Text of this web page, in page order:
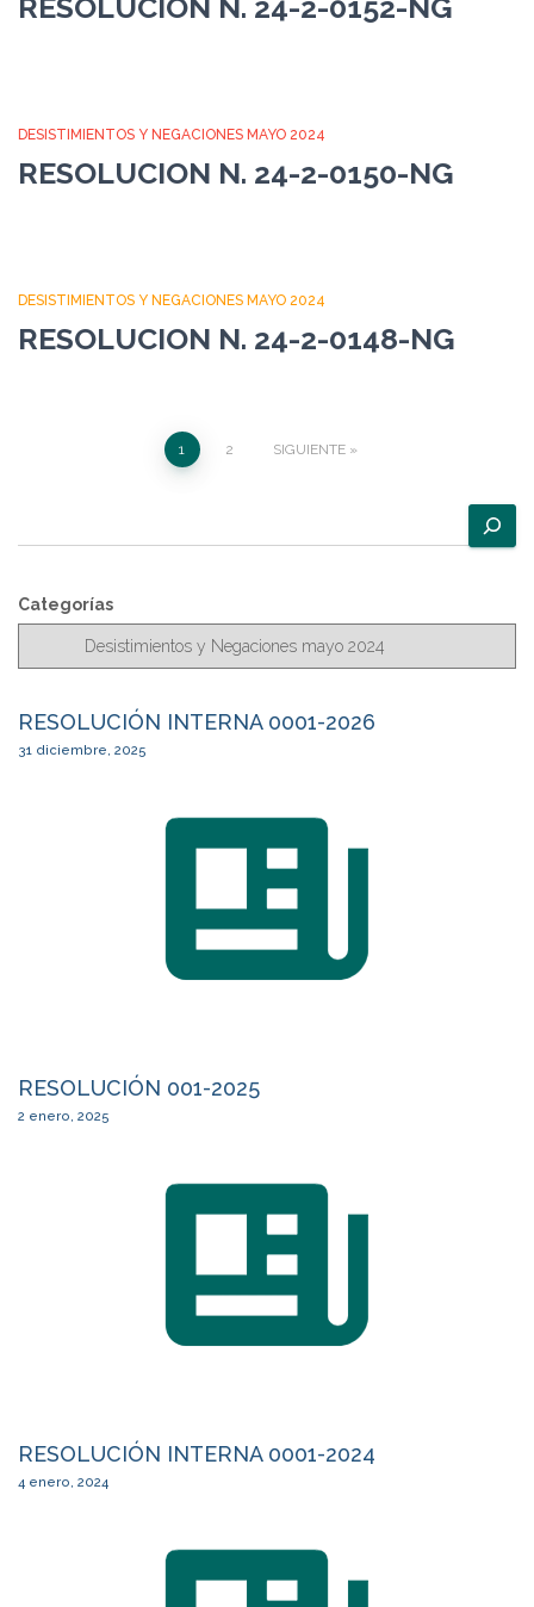
RESOLUCION N. 24-2-0152-NG
DESISTIMIENTOS Y NEGACIONES MAYO 2024
RESOLUCION N. 24-2-0150-NG
DESISTIMIENTOS Y NEGACIONES MAYO 2024
RESOLUCION N. 24-2-0148-NG
Paginación
1 2 SIGUIENTE
u
c
a
Categorías
RESOLUCIÓN INTERNA 0001-2026
31 diciembre, 2025
RESOLUCIÓN 001-2025
2 enero, 2025
RESOLUCIÓN INTERNA 0001-2024
4 enero, 2024